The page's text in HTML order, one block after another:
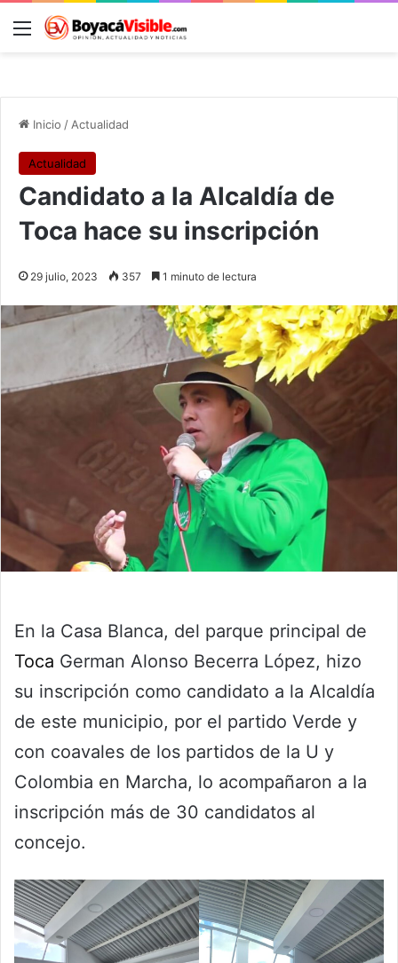
Menú
Inicio / Actualidad
Actualidad
Candidato a la Alcaldía de
Toca hace su inscripción
29 julio, 2023 357 1 minuto de lectura
En la Casa Blanca, del parque principal de
Toca German Alonso Becerra López, hizo
su inscripción como candidato a la Alcaldía
de este municipio, por el partido Verde y
con coavales de los partidos de la U y
Colombia en Marcha, lo acompañaron a la
inscripción más de 30 candidatos al
concejo.